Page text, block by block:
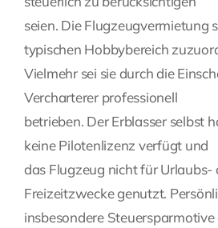
seien. Die Flugzeugvermietung
typischen Hobbybereich
Vielmehr sei sie durch die
Vercharterer professionell
betrieben. Der Erblasser selbst
keine Pilotenlizenz verfügt und
das Flugzeug nicht für Urlaubs-
Freizeitzwecke genutzt.
insbesondere Steuersparmotive